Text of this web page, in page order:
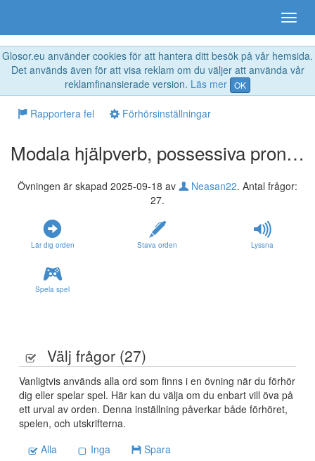
Glosor.eu använder cookies för att hantera ditt besök på vår hemsida.
Det används även för att visa reklam om du väljer att använda vår
reklamfinansierade version. Läs mer OK
Rapportera fel Förhörsinställningar
Modala hjälpverb, possessiva pronomen singular
Övningen är skapad 2025-09-18 av Neasan22. Antal frågor:
27.
Lär dig orden Stava orden Lyssna
Spela spel
Välj frågor (27)
Vanligtvis används alla ord som finns i en övning när du förhör
dig eller spelar spel. Här kan du välja om du enbart vill öva på
ett urval av orden. Denna inställning påverkar både förhöret,
spelen, och utskrifterna.
Alla
Inga Spara